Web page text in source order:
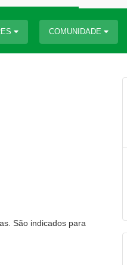
COMUNIDADE
São indicados para